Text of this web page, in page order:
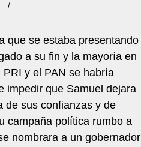
/
que se estaba presentando
a su fin y la mayoría en
y el PAN se habría
impedir que Samuel dejara
de sus confianzas y de
campaña política rumbo a
nombrara a un gobernador